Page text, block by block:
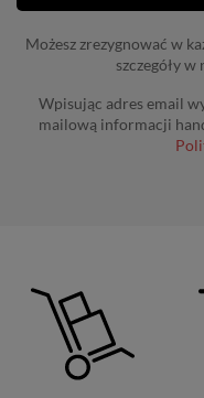
Możesz zrezygnować w
szczegóły
Wpisując adres email
mailową informacji